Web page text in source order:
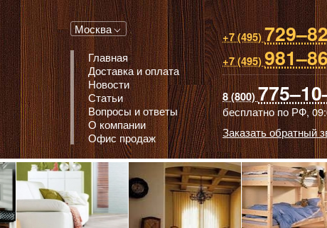
Паркет, Штучный паркет, Массивная доска, Ламинированный
Москва
Главная
Доставка и оплата
Новости
Статьи
Вопросы и ответы
О компании
Офис продаж
+7 (495)
+7 (495)
8 (800)
бесплатно по РФ,
Заказать обратный